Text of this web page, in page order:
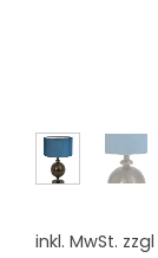
inkl. MwSt. zzgl